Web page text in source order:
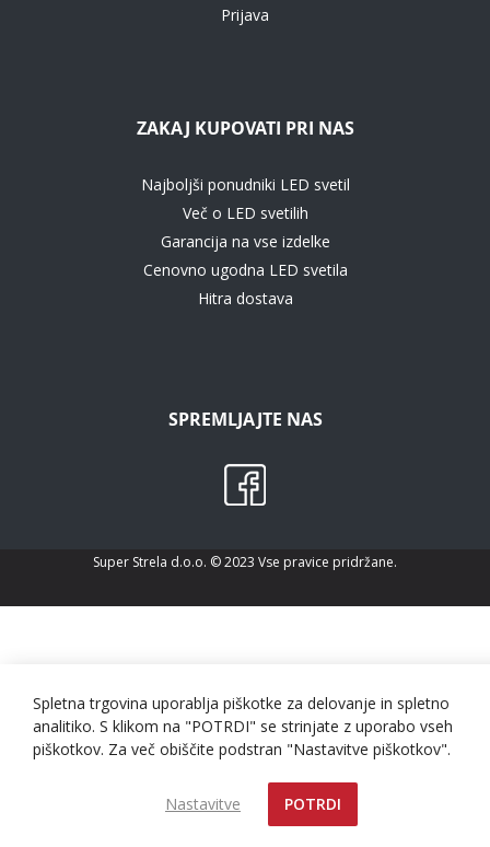
Prijava
ZAKAJ KUPOVATI PRI NAS
Najboljši ponudniki LED svetil
Več o LED svetilih
Garancija na vse izdelke
Cenovno ugodna LED svetila
Hitra dostava
SPREMLJAJTE NAS
Super Strela d.o.o. © 2023 Vse pravice pridržane.
Spletna trgovina uporablja piškotke za delovanje in spletno
analitiko. S klikom na "POTRDI" se strinjate z uporabo vseh
piškotkov. Za več obiščite podstran "Nastavitve piškotkov".
Nastavitve POTRDI